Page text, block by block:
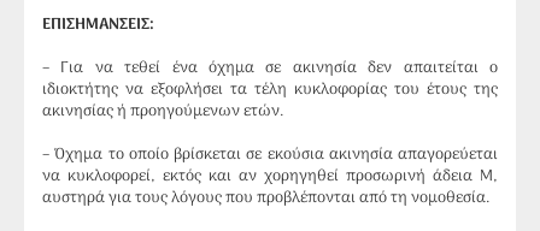
ΕΠΙΣΗΜΑΝΣΕΙΣ:
– Για να τεθεί ένα όχημα σε ακινησία δεν απαιτείται ο
ιδιοκτήτης να εξοφλήσει τα τέλη κυκλοφορίας του έτους της
ακινησίας ή προηγούμενων ετών.
– Όχημα το οποίο βρίσκεται σε εκούσια ακινησία απαγορεύεται
να κυκλοφορεί, εκτός και αν χορηγηθεί προσωρινή άδεια Μ,
αυστηρά για τους λόγους που προβλέπονται από τη νομοθεσία.